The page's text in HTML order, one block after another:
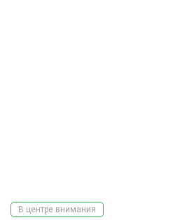
В центре внимания